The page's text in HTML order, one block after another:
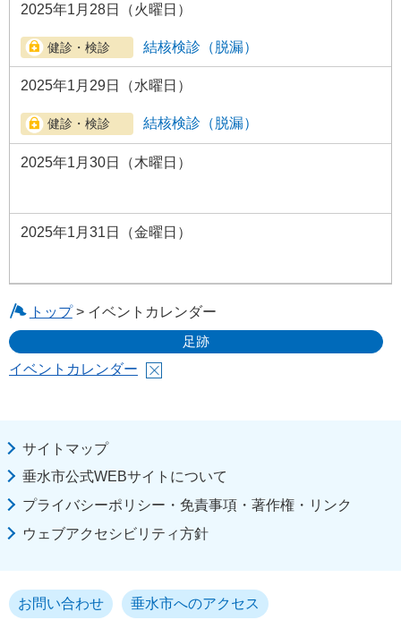
2025年1月28日（火曜日）
結核検診（脱漏）
2025年1月29日（水曜日）
結核検診（脱漏）
2025年1月30日（木曜日）
2025年1月31日（金曜日）
トップ> イベントカレンダー
足跡
イベントカレンダー
サイトマップ
垂水市公式WEBサイトについて
プライバシーポリシー・免責事項・著作権・リンク
ウェブアクセシビリティ方針
お問い合わせ 垂水市へのアクセス